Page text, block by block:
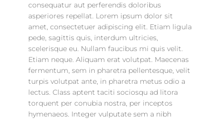
consequatur aut perferendis doloribus
asperiores repellat. Lorem ipsum dolor sit
amet, consectetuer adipiscing elit. Etiam ligula
pede, sagittis quis, interdum ultricies,
scelerisque eu. Nullam faucibus mi quis velit.
Etiam neque. Aliquam erat volutpat. Maecenas
fermentum, sem in pharetra pellentesque, velit
turpis volutpat ante, in pharetra metus odio a
lectus. Class aptent taciti sociosqu ad litora
torquent per conubia nostra, per inceptos
hymenaeos. Integer vulputate sem a nibh